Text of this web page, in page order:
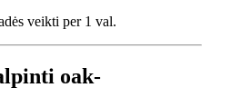
veikti per 1 val.
oak-